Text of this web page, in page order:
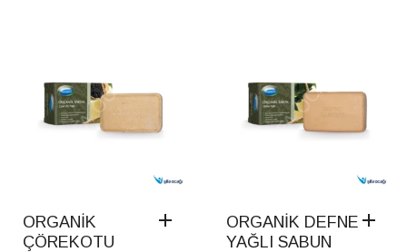
ORGANİK
ÇÖREKOTU
ORGANİK DEFNE
YAĞLI SABUN